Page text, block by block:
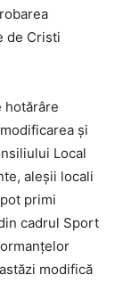
de Cristi
hotărâre
şi
Local
aleşii locali
primi
cadrul Sport
modifică